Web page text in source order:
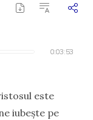
0:03:53
0:03:53
este
iubeşte pe